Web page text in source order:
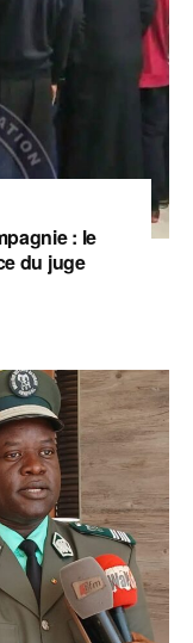
: le
du juge